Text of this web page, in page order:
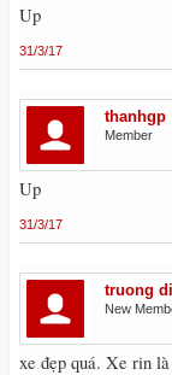
Up
31/3/17
thanhgp
Member
Up
31/3/17
truong
New
xe đẹp quá. Xe rin